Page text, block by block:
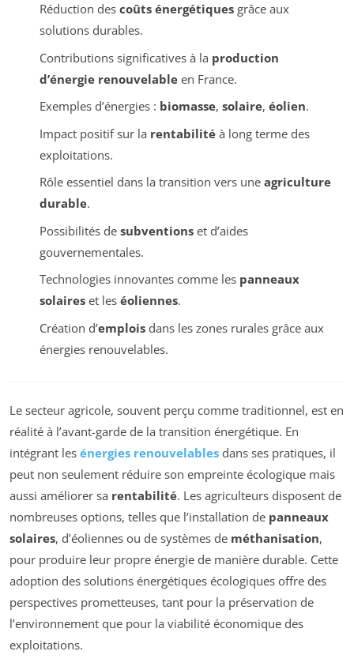
Réduction des coûts énergétiquesgrâce aux
solutions durables.
Contributions significatives à la production
d’énergie renouvelableen France.
Exemples d’énergies : biomasse, solaire, éolien.
Impact positif sur la rentabilitéà long terme des
exploitations.
Rôle essentiel dans la transition vers une agriculture
durable.
Possibilités de subventionset d’aides
gouvernementales.
Technologies innovantes comme les panneaux
solaireset les éoliennes.
Création d’emploisdans les zones rurales grâce aux
énergies renouvelables.
Le secteur agricole, souvent perçu comme traditionnel, est en
réalité à l’avant-garde de la transition énergétique. En
intégrant les énergies renouvelables dans ses pratiques, il
peut non seulement réduire son empreinte écologique mais
aussi améliorer sa rentabilité. Les agriculteurs disposent de
nombreuses options, telles que l’installation de panneaux
solaires, d’éoliennes ou de systèmes de méthanisation,
pour produire leur propre énergie de manière durable. Cette
adoption des solutions énergétiques écologiques offre des
perspectives prometteuses, tant pour la préservation de
l’environnement que pour la viabilité économique des
exploitations.